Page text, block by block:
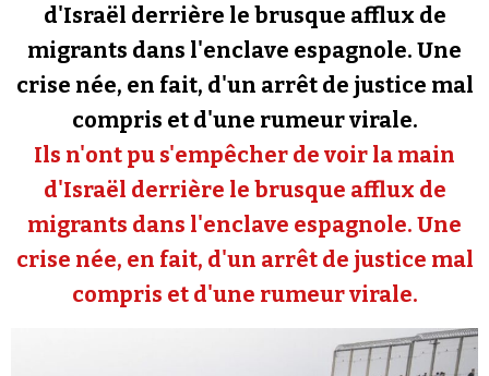
Newsletter
Faire un don
Demander à Vera
Se connecter
d'Israël derrière le brusque afflux de
migrants dans l'enclave espagnole. Une
crise née, en fait, d'un arrêt de justice mal
compris et d'une rumeur virale.
Ils n'ont pu s'empêcher de voir la main
d'Israël derrière le brusque afflux de
migrants dans l'enclave espagnole. Une
crise née, en fait, d'un arrêt de justice mal
compris et d'une rumeur virale.